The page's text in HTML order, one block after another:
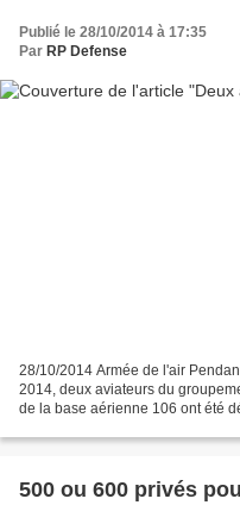
Publié le 28/10/2014 à 17:35
Par RP Defense
28/10/2014 Armée de l'air
2014, deux aviateurs du
de la base aérienne 106 ont été
500 ou 600 privés